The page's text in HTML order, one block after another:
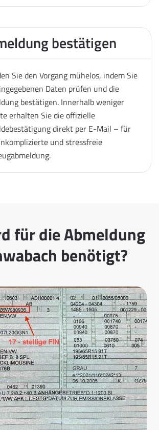
bestätigen
Sie den Vorgang mühelos, indem Sie
Daten prüfen und die
bestätigen. Innerhalb weniger
erhalten Sie die offizielle
direkt per E-Mail – für
und stressfreie
für die Abmeldung
benötigt?